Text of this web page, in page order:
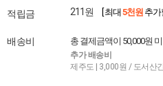
적립금 211원 [ 최대 5천원 추가
배송비 총 결제금액이 50,000원
추가 배송비
제주도 | 3,000원 / 도서산